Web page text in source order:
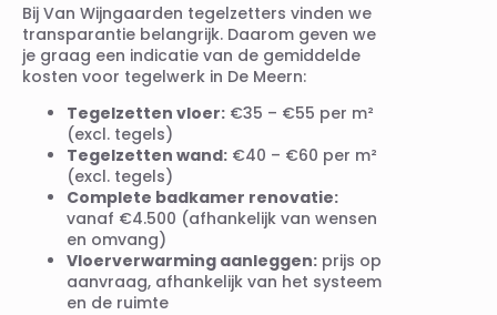
Bij Van Wijngaarden tegelzetters vinden we
transparantie belangrijk. Daarom geven we
je graag een indicatie van de gemiddelde
kosten voor tegelwerk in De Meern:
Tegelzetten vloer: €35 – €55 per m²
(excl. tegels)
Tegelzetten wand: €40 – €60 per m²
(excl. tegels)
Complete badkamer renovatie:
vanaf €4.500 (afhankelijk van wensen
en omvang)
Vloerverwarming aanleggen: prijs op
aanvraag, afhankelijk van het systeem
en de ruimte